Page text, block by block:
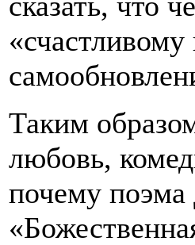
Таким
любовь,
почему поэма